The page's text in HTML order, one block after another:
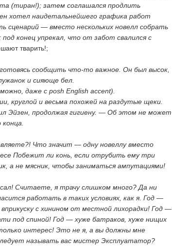
(тиран!); затем соглашался продлить
хотел наидетальнейшего графика работ
сценарий — вместо нескольких новелл собрать
конец упрекал, что от забот свалился с
тварить!;
сообщить что-то важное. Он был высок,
и сияюще бел.
даже с posh English accent).
круглой и весьма похожей на раздутые щеки.
Эйзен, продолжая гигиену. — Об этом не может
Что значит — одну новеллу вместо
Побежит ли конь, если отрубить ему три
а не мясник, чтобы заниматься ампутациями!
Считаете, я трачу слишком много? Да ни
работать в таких условиях, как я. Год —
с хинином от местной лихорадки! Год —
под спиной! Год — хуже батраков, хуже нищих
интерес! Это не я, а вы должны мне
называть вас мистер Эксплуататор?